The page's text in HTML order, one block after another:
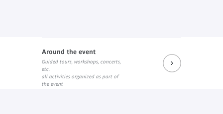
Around the event
Guided tours, workshops, concerts,
etc.
all activities organized as part of
the event